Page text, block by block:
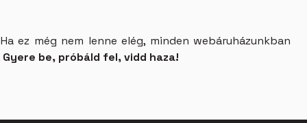
ez még nem lenne elég, minden webáruházunkban
Gyere be, próbáld fel, vidd haza!